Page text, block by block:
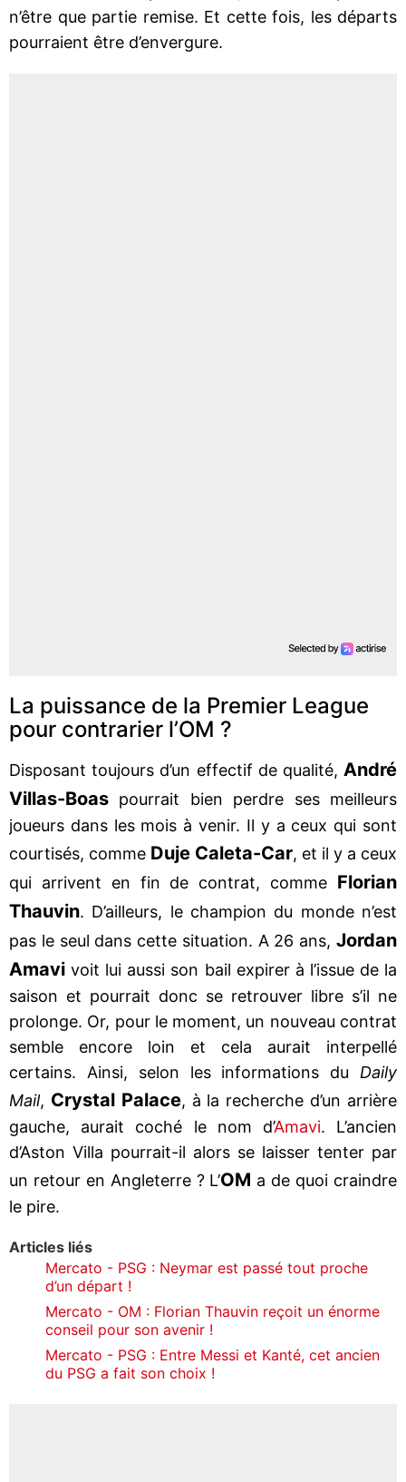
n’être que partie remise. Et cette fois, les départs
pourraient être d’envergure.
La puissance de la Premier League
pour contrarier l’OM ?
Disposant toujours d’un effectif de qualité, André
Villas-Boas pourrait bien perdre ses meilleurs
joueurs dans les mois à venir. Il y a ceux qui sont
courtisés, comme Duje Caleta-Car, et il y a ceux
qui arrivent en fin de contrat, comme Florian
Thauvin. D’ailleurs, le champion du monde n’est
pas le seul dans cette situation. A 26 ans, Jordan
Amavi voit lui aussi son bail expirer à l’issue de la
saison et pourrait donc se retrouver libre s’il ne
prolonge. Or, pour le moment, un nouveau contrat
semble encore loin et cela aurait interpellé
certains. Ainsi, selon les informations du Daily
Mail, Crystal Palace, à la recherche d’un arrière
gauche, aurait coché le nom d’Amavi. L’ancien
d’Aston Villa pourrait-il alors se laisser tenter par
un retour en Angleterre ? L’OM a de quoi craindre
le pire.
Articles liés
Mercato - PSG : Neymar est passé tout proche
d’un départ !
Mercato - OM : Florian Thauvin reçoit un énorme
conseil pour son avenir !
Mercato - PSG : Entre Messi et Kanté, cet ancien
du PSG a fait son choix !